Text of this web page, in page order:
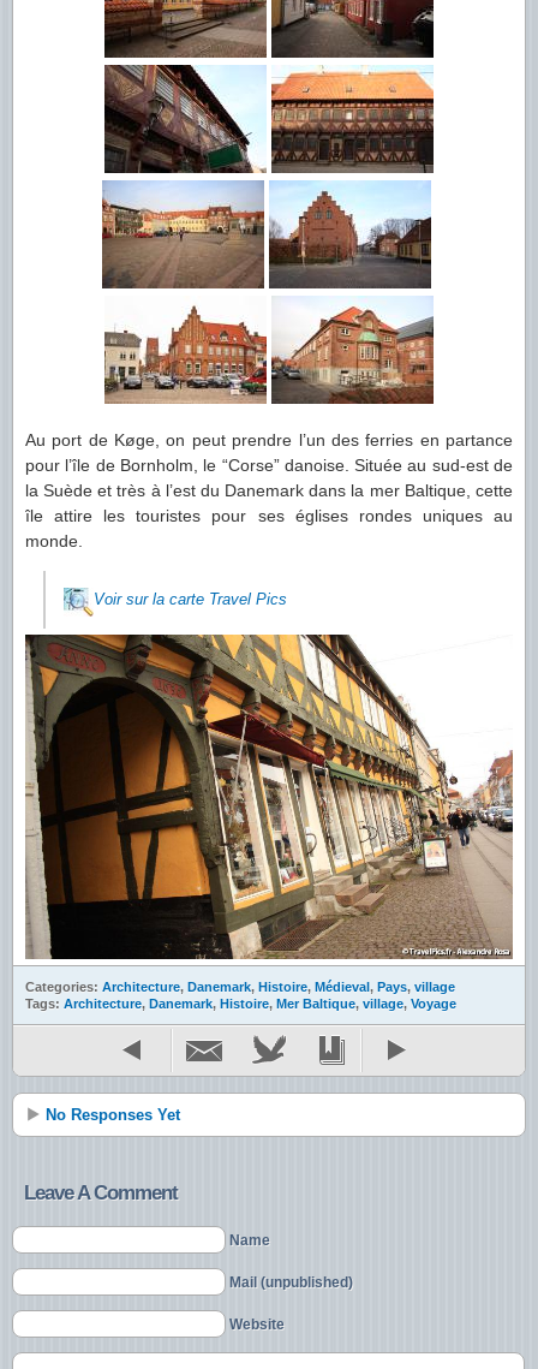
Au port de Køge, on peut prendre l’un des ferries en partance
pour l’île de Bornholm, le “Corse” danoise. Située au sud-est de
la Suède et très à l’est du Danemark dans la mer Baltique, cette
île attire les touristes pour ses églises rondes uniques au
monde.
Voir sur la carte Travel Pics
Categories: Architecture, Danemark, Histoire, Médieval, Pays, village
Tags: Architecture, Danemark, Histoire, Mer Baltique, village, Voyage
No Responses Yet
Leave A Comment
Name
Mail (unpublished)
Website